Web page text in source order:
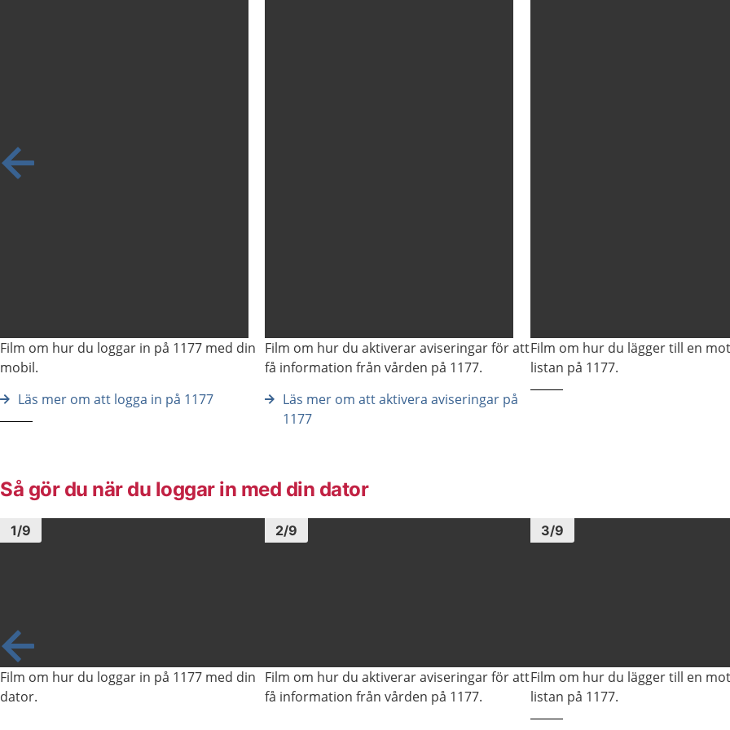
Film om hur du loggar in på 1177 med din
mobil.
Läs mer om att logga in på 1177
Film om hur du aktiverar aviseringar för att
få information från vården på 1177.
Läs mer om att aktivera aviseringar på
1177
Film om hur du lägger till en
listan på 1177.
bild
Så gör du när du loggar in med din dator
Bild1
Film om hur du loggar in på 1177 med din
dator.
1/9 Bild1
Film om hur du aktiverar aviseringar för att
få information från vården på 1177.
2/9 Bild1
Film om hur du lägger till en
listan på 1177.
3/9
bild